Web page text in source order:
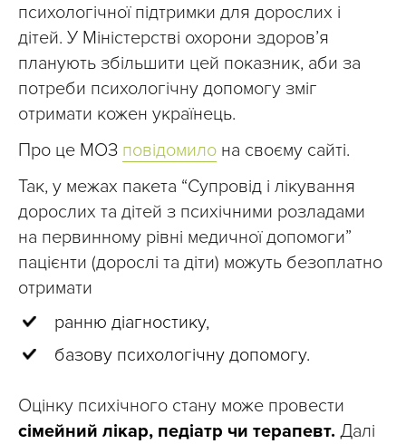
психологічної підтримки для дорослих і
дітей. У Міністерстві охорони здоровʼя
планують збільшити цей показник, аби за
потреби психологічну допомогу зміг
отримати кожен українець.
Про це МОЗ повідомило на своєму сайті.
Так, у межах пакета “Супровід і лікування
дорослих та дітей з психічними розладами
на первинному рівні медичної допомоги”
пацієнти (дорослі та діти) можуть безоплатно
отримати
ранню діагностику,
базову психологічну допомогу.
Оцінку психічного стану може провести
сімейний лікар, педіатр чи терапевт. Далі